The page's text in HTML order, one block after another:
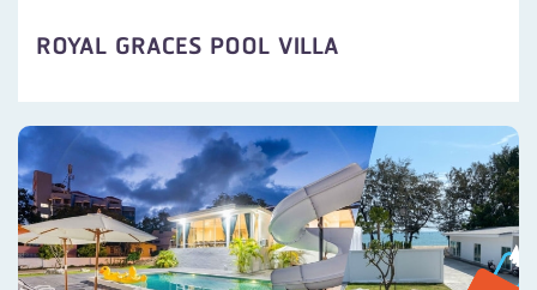
ROYAL GRACES POOL VILLA